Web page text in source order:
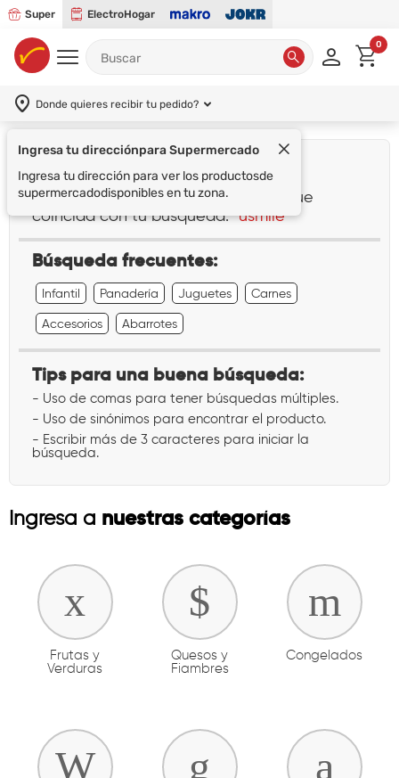
Super ElectroHogar
0
Donde quieres recibir tu pedido?
Ingresa tu direcciónpara Supermercado
Ingresa tu dirección para ver los productosde
supermercadodisponibles en tu zona.
¡Lo sentimos!
No encontramos ningún resultado que
coincida con tu búsqueda:"usmile"
Búsqueda frecuentes:
Infantil Panadería Juguetes Carnes
Accesorios Abarrotes
Tips para una buena búsqueda:
- Uso de comas para tener búsquedas múltiples.
- Uso de sinónimos para encontrar el producto.
- Escribir más de 3 caracteres para iniciar la
búsqueda.
Ingresa a nuestras categorías
Frutas y
Verduras
Quesos y
Fiambres
Congelados